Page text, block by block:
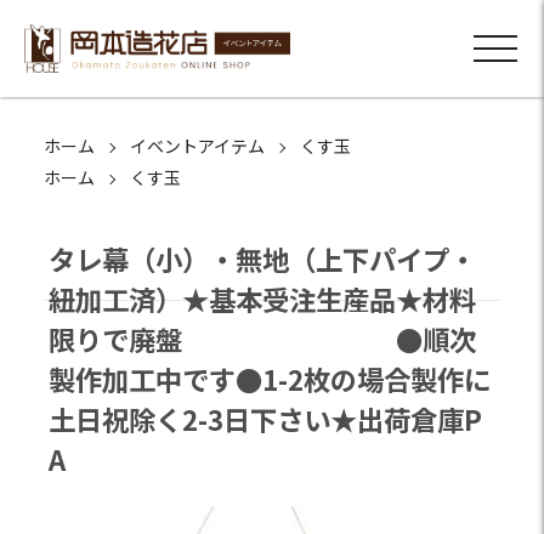
ホーム イベントアイテム
くす玉
ホーム
くす玉
タレ幕（小）・無地（上下パイプ・
紐加工済）★基本受注生産品★材料
限りで廃盤 ●順次
製作加工中です●1-2枚の場合製作に
土日祝除く2-3日下さい★出荷倉庫P
A